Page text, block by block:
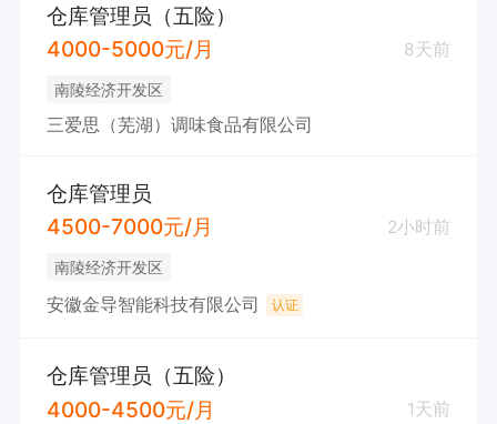
仓库管理员（五险）
4000-5000元/月
8天前
南陵经济开发区
三爱思（芜湖）调味食品有限公司
仓库管理员
4500-7000元/月
2小时前
南陵经济开发区
安徽金导智能科技有限公司 认证
仓库管理员（五险）
4000-4500元/月
1天前